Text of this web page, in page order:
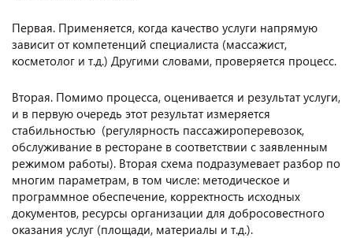
Первая. Применяется, когда качество услуги напрямую
зависит от компетенций специалиста (массажист,
косметолог и т.д.) Другими словами, проверяется процесс.
Вторая. Помимо процесса, оценивается и результат услуги,
и в первую очередь этот результат измеряется
стабильностью (регулярность пассажироперевозок,
обслуживание в ресторане в соответствии с заявленным
режимом работы). Вторая схема подразумевает разбор по
многим параметрам, в том числе: методическое и
программное обеспечение, корректность исходных
документов, ресурсы организации для добросовестного
оказания услуг (площади, материалы и т.д.).